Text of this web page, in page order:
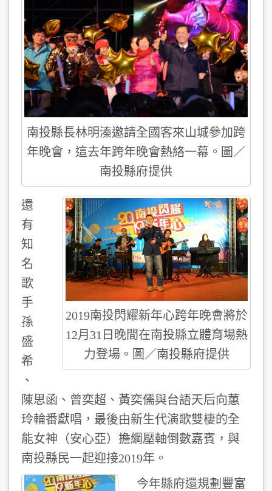
南投縣長林明溱邀請全國客來山城參加跨
年晚會，這去年跨年晚會熱絡一幕。圖／
南投縣府提供
2019南投閃耀新年心跨年晚會將於
12月31日晚間在南投縣立體育場熱
力登場。圖／南投縣府提供
還
有
知
名
歌
手
孫
盛
希
、
陳思函、曾奕超、黃奕儒與台語天后向蕙
玲輪番獻唱，最後由新生代演歌雙棲的全
能女神（安心亞）擔綱壓軸倒數嘉賓，與
南投縣民一起迎接2019年。
今年縣府還規劃豐富